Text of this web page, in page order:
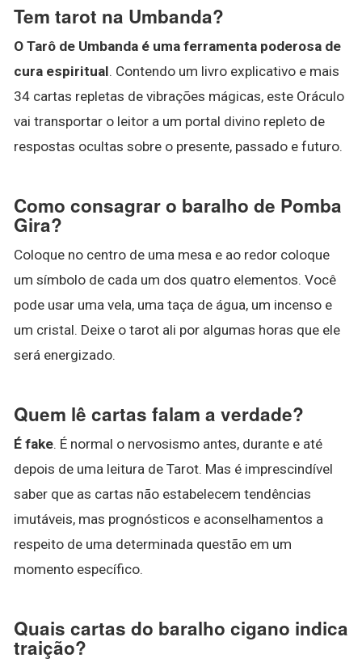
Tem tarot na Umbanda?
O Tarô de Umbanda é uma ferramenta poderosa de
cura espiritual. Contendo um livro explicativo e mais
34 cartas repletas de vibrações mágicas, este Oráculo
vai transportar o leitor a um portal divino repleto de
respostas ocultas sobre o presente, passado e futuro.
Como consagrar o baralho de Pomba
Gira?
Coloque no centro de uma mesa e ao redor coloque
um símbolo de cada um dos quatro elementos. Você
pode usar uma vela, uma taça de água, um incenso e
um cristal. Deixe o tarot ali por algumas horas que ele
será energizado.
Quem lê cartas falam a verdade?
É fake. É normal o nervosismo antes, durante e até
depois de uma leitura de Tarot. Mas é imprescindível
saber que as cartas não estabelecem tendências
imutáveis, mas prognósticos e aconselhamentos a
respeito de uma determinada questão em um
momento específico.
Quais cartas do baralho cigano indica
traição?